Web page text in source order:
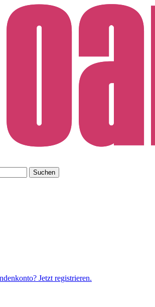
Suchen
Jetzt registrieren.